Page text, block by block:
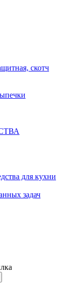
скотч
для кухни
задач